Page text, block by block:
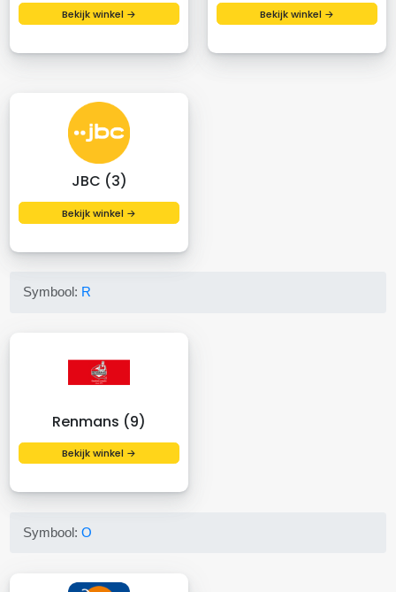
Bekijk winkel → Bekijk winkel →
JBC (3)
Bekijk winkel →
Symbool: R
Renmans (9)
Bekijk winkel →
Symbool:O